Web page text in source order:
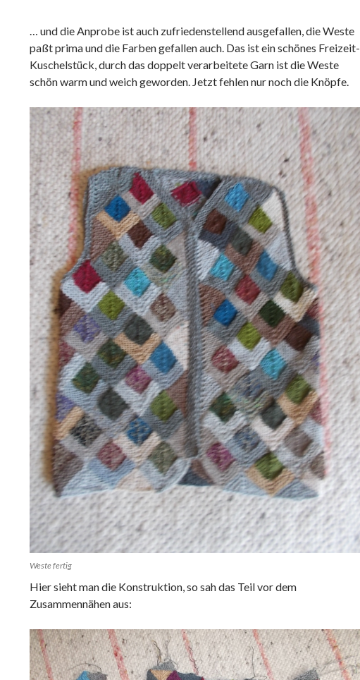
… und die Anprobe ist auch zufriedenstellend ausgefallen, die Weste
paßt prima und die Farben gefallen auch. Das ist ein schönes Freizeit-
Kuschelstück, durch das doppelt verarbeitete Garn ist die Weste
schön warm und weich geworden. Jetzt fehlen nur noch die Knöpfe.
Weste fertig
Hier sieht man die Konstruktion, so sah das Teil vor dem
Zusammennähen aus: